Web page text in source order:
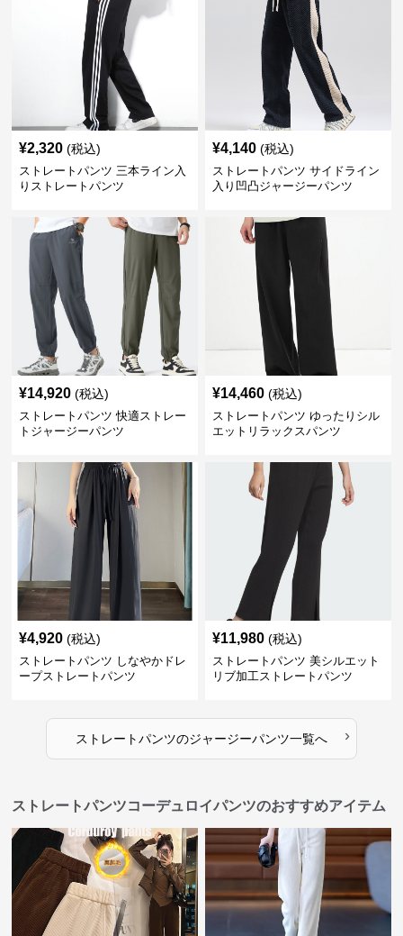
¥2,320 (税込)
ストレートパンツ 三本ライン入
りストレートパンツ
¥4,140 (税込)
ストレートパンツ サイドライン
入り凹凸ジャージーパンツ
¥14,920 (税込)
ストレートパンツ 快適ストレー
トジャージーパンツ
¥14,460 (税込)
ストレートパンツ ゆったりシル
エットリラックスパンツ
¥4,920 (税込)
ストレートパンツ しなやかドレ
ープストレートパンツ
¥11,980 (税込)
ストレートパンツ 美シルエット
リブ加工ストレートパンツ
ストレートパンツのジャージーパンツ一覧へ ›
ストレートパンツコーデュロイパンツのおすすめアイテム